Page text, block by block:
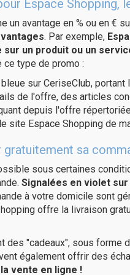
Espace Shopping,
un avantage en % ou en €
. Par exemple,
un produit ou un
ce type de promo :
sur CeriseClub, portant
de l'offre, des articles
depuis l'offre
site Espace Shopping de
sa
sous certaines
Signalées en violet
à votre domicile sont
offre la livraison
des "cadeaux", sous forme
également offrir des
vente en ligne !